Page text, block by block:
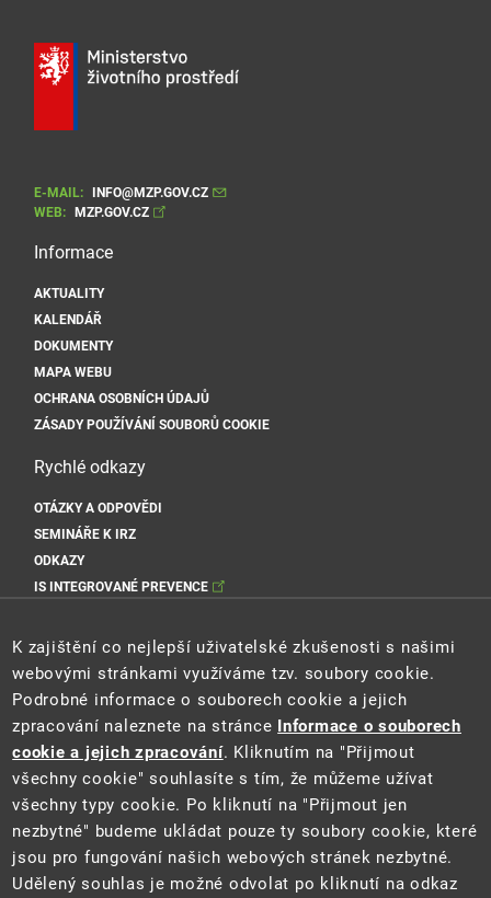
E-MAIL:
INFO@MZP.GOV.CZ
WEB:
MZP.GOV.CZ
Informace
AKTUALITY
KALENDÁŘ
DOKUMENTY
MAPA WEBU
OCHRANA OSOBNÍCH ÚDAJŮ
ZÁSADY POUŽÍVÁNÍ SOUBORŮ COOKIE
Rychlé odkazy
OTÁZKY A ODPOVĚDI
SEMINÁŘE K IRZ
ODKAZY
IS INTEGROVANÉ PREVENCE
Sociální sítě Cenia
K zajištění co nejlepší uživatelské zkušenosti s našimi
webovými stránkami využíváme tzv. soubory cookie.
Podrobné informace o souborech cookie a jejich
zpracování naleznete na stránce Informace o souborech
cookie a jejich zpracování. Kliknutím na "Přijmout
všechny cookie" souhlasíte s tím, že můžeme užívat
všechny typy cookie. Po kliknutí na "Přijmout jen
nezbytné" budeme ukládat pouze ty soubory cookie, které
jsou pro fungování našich webových stránek nezbytné.
Udělený souhlas je možné odvolat po kliknutí na odkaz